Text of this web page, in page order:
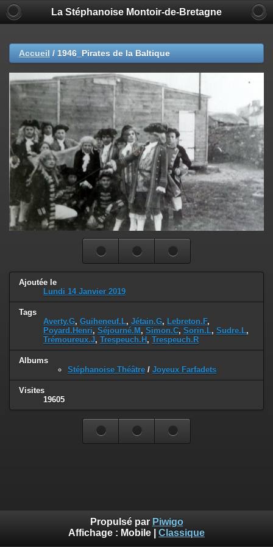
La Stéphanoise Montoir-de-Bretagne
Accueil / 1946_Pirates de la Baltique
Ajoutée le
Lundi 14 Janvier 2019
Tags
Averty.G, Guiheneuf.L, Jétain.G, Lebreton.F,
Poyard.Henri, Séjourné.M , Simon.C, Sorin.L, Sudre.L,
Trémoureux.J, Trespeuch.H , Trespeuch.R
Albums
Stéphanoise Théâtre / Joyeux Farfadets
Visites
19605
Propulsé par Piwigo
Affichage : Mobile Classique